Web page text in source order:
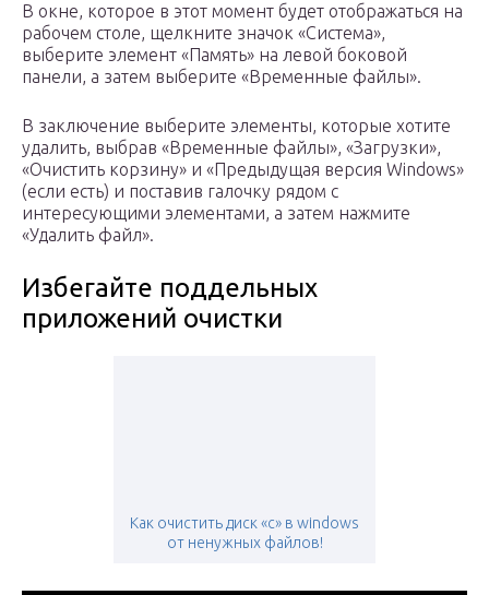
В окне, которое в этот момент будет отображаться на
рабочем столе, щелкните значок «Система»,
выберите элемент «Память» на левой боковой
панели, а затем выберите «Временные файлы».
В заключение выберите элементы, которые хотите
удалить, выбрав «Временные файлы», «Загрузки»,
«Очистить корзину» и «Предыдущая версия Windows»
(если есть) и поставив галочку рядом с
интересующими элементами, а затем нажмите
«Удалить файл».
Избегайте поддельных
приложений очистки
Как очистить диск «с» в windows
от ненужных файлов!